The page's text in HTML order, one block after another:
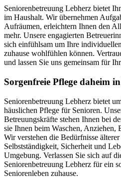
Seniorenbetreuung Lebherz bietet
im Haushalt. Wir übernehmen
Aufräumen, erleichtern Ihnen den
mehr. Unsere engagierten
sich einfühlsam um Ihre
zuhause wohlfühlen können.
und lassen Sie uns gemeinsam für
Sorgenfreie Pflege daheim
Seniorenbetreuung Lebherz bietet
häuslichen Pflege für Senioren.
Betreuungskräfte stehen Ihnen bei
sie Ihnen beim Waschen, Anziehen,
Wir verstehen die Bedürfnisse
Selbstständigkeit, Sicherheit und
Umgebung. Verlassen Sie sich auf
Seniorenbetreuung Lebherz für ein
Seniorenleben zuhause.